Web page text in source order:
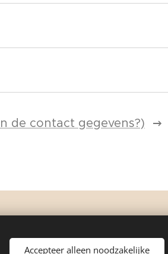
de contact gegevens?)
Accepteer alleen noodzakelijke